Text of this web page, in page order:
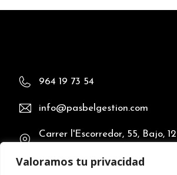
Valoramos tu privacidad
964 19 73 54
info@pasbelgestion.com
Carrer l'Escorredor, 55, Bajo,